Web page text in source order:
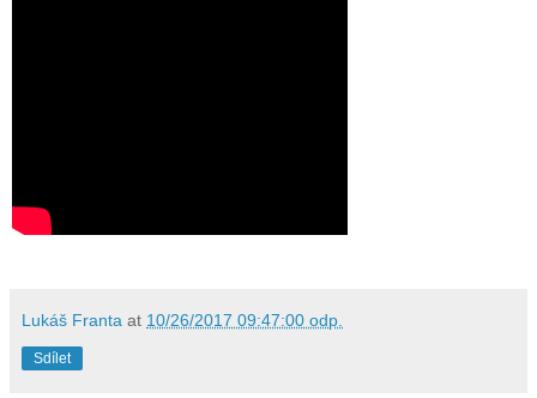
Lukáš Franta at 10/26/2017 09:47:00 odp.
Sdílet